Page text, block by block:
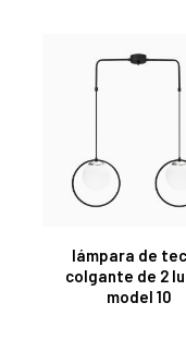
lámpara de
colgante de 2
model 10